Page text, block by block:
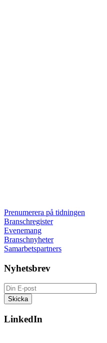
Prenumerera på tidningen
Branschregister
Evenemang
Branschnyheter
Samarbetspartners
Nyhetsbrev
LinkedIn